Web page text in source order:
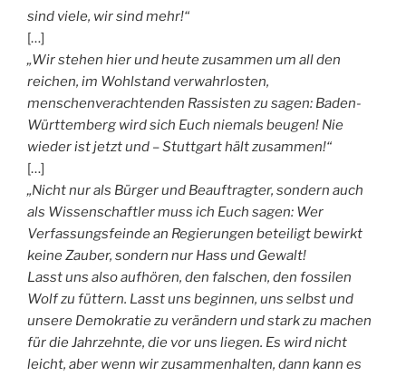
sind viele, wir sind mehr!“
[…]
„Wir stehen hier und heute zusammen um all den
reichen, im Wohlstand verwahrlosten,
menschenverachtenden Rassisten zu sagen: Baden-
Württemberg wird sich Euch niemals beugen! Nie
wieder ist jetzt und – Stuttgart hält zusammen!“
[…]
„Nicht nur als Bürger und Beauftragter, sondern auch
als Wissenschaftler muss ich Euch sagen: Wer
Verfassungsfeinde an Regierungen beteiligt bewirkt
keine Zauber, sondern nur Hass und Gewalt!
Lasst uns also aufhören, den falschen, den fossilen
Wolf zu füttern. Lasst uns beginnen, uns selbst und
unsere Demokratie zu verändern und stark zu machen
für die Jahrzehnte, die vor uns liegen. Es wird nicht
leicht, aber wenn wir zusammenhalten, dann kann es